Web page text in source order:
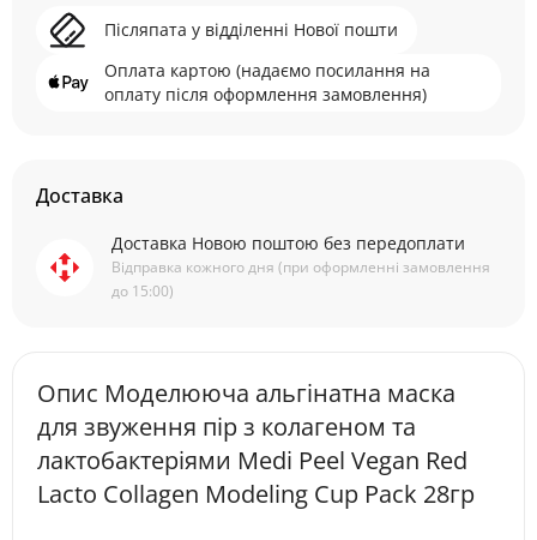
Післяпата у відділенні Нової пошти
Оплата картою (надаємо посилання на
оплату після оформлення замовлення)
Доставка
Доставка Новою поштою без передоплати
Відправка кожного дня (при оформленні замовлення
до 15:00)
Опис Моделююча альгінатна маска
для звуження пір з колагеном та
лактобактеріями Medi Peel Vegan Red
Lacto Collagen Modeling Cup Pack 28гр